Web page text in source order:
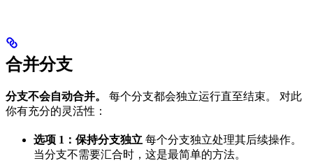
合并分支
分支不会自动合并。
每个分支都会独立运行直至结束。 对此
你有充分的灵活性：
选项 1：保持分支独立 每个分支独立处理其后续操作。
当分支不需要汇合时，这是最简单的方法。